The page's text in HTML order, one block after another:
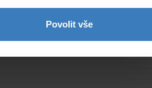
Povolit vše